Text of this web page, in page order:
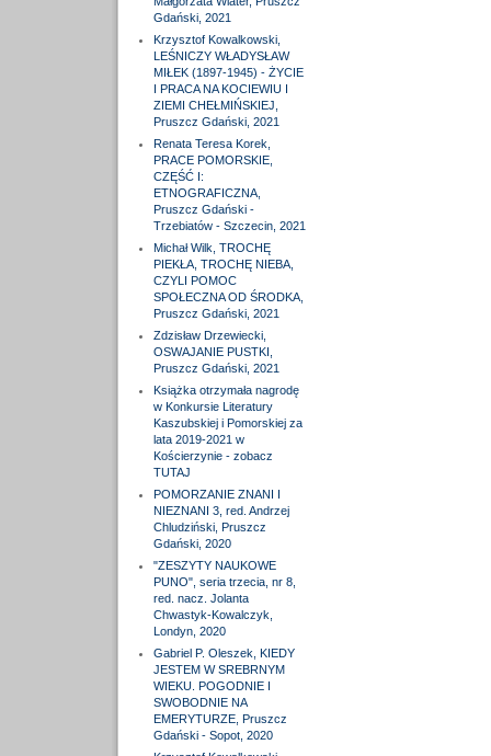
Gdański, 2021
Krzysztof Kowalkowski,
LEŚNICZY WŁADYSŁAW
MIŁEK (1897-1945) - ŻYCIE
I PRACA NA KOCIEWIU I
ZIEMI CHEŁMIŃSKIEJ,
Pruszcz Gdański, 2021
Renata Teresa Korek,
PRACE POMORSKIE,
CZĘŚĆ I:
ETNOGRAFICZNA,
Pruszcz Gdański -
Trzebiatów - Szczecin, 2021
Michał Wilk, TROCHĘ
PIEKŁA, TROCHĘ NIEBA,
CZYLI POMOC
SPOŁECZNA OD ŚRODKA,
Pruszcz Gdański, 2021
Zdzisław Drzewiecki,
OSWAJANIE PUSTKI,
Pruszcz Gdański, 2021
Książka otrzymała nagrodę
w Konkursie Literatury
Kaszubskiej i Pomorskiej za
lata 2019-2021 w
Kościerzynie - zobacz
TUTAJ
POMORZANIE ZNANI I
NIEZNANI 3, red. Andrzej
Chludziński, Pruszcz
Gdański, 2020
"ZESZYTY NAUKOWE
PUNO", seria trzecia, nr 8,
red. nacz. Jolanta
Chwastyk-Kowalczyk,
Londyn, 2020
Gabriel P. Oleszek, KIEDY
JESTEM W SREBRNYM
WIEKU. POGODNIE I
SWOBODNIE NA
EMERYTURZE, Pruszcz
Gdański - Sopot, 2020